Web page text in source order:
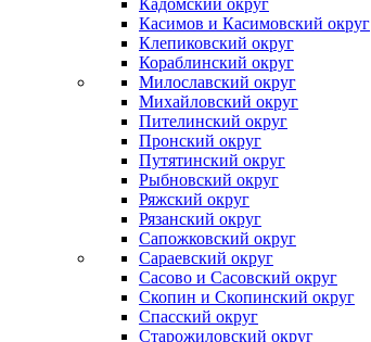
Кадомский округ
Касимов и Касимовский округ
Клепиковский округ
Кораблинский округ
Милославский округ
Михайловский округ
Пителинский округ
Пронский округ
Путятинский округ
Рыбновский округ
Ряжский округ
Рязанский округ
Сапожковский округ
Сараевский округ
Сасово и Сасовский округ
Скопин и Скопинский округ
Спасский округ
Старожиловский округ